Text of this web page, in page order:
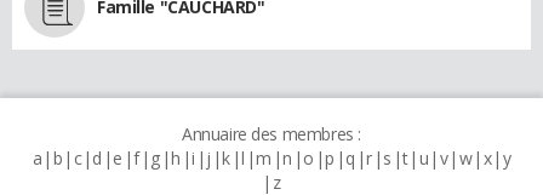
Famille "CAUCHARD"
Annuaire des membres :
a b c d e f g h i j k l m n o p q r s t u v w x y
z